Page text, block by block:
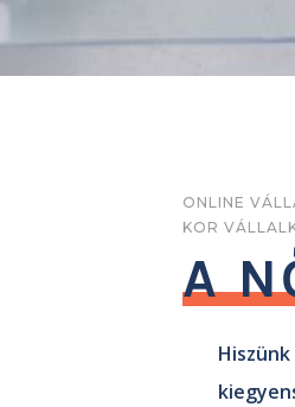
ONLINE
KOR
A